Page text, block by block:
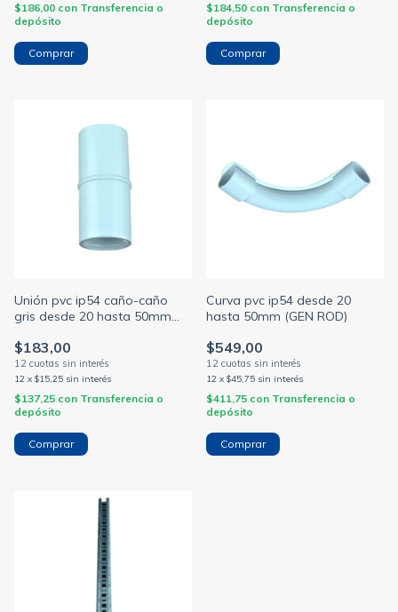
$186,00 con Transferencia o
depósito
Comprar
$184,50 con Transferencia o
depósito
Comprar
Unión pvc ip54 caño-caño
gris desde 20 hasta 50mm
$183,00
12 x $15,25 sin interés
$137,25 con Transferencia o
depósito
Comprar
Curva pvc ip54 desde 20
hasta 50mm (GEN ROD)
$549,00
12 x $45,75 sin interés
$411,75 con Transferencia o
depósito
Comprar